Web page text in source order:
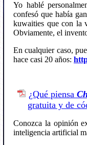
Yo hablé
confesó que había
kuwaities que con la
Obviamente, el
En cualquier caso,
hace casi 20 años:
¿Qué piensa
gratuita y de
Conozca la opinión
inteligencia artificial